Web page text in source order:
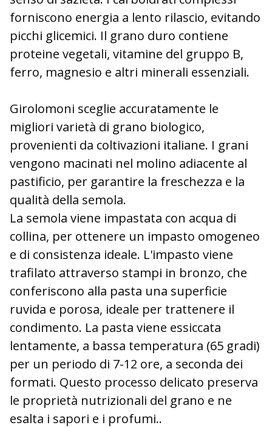
forniscono energia a lento rilascio, evitando
picchi glicemici. Il grano duro contiene
proteine vegetali, vitamine del gruppo B,
ferro, magnesio e altri minerali essenziali.
Girolomoni sceglie accuratamente le
migliori varietà di grano biologico,
provenienti da coltivazioni italiane. I grani
vengono macinati nel molino adiacente al
pastificio, per garantire la freschezza e la
qualità della semola.
La semola viene impastata con acqua di
collina, per ottenere un impasto omogeneo
e di consistenza ideale. L'impasto viene
trafilato attraverso stampi in bronzo, che
conferiscono alla pasta una superficie
ruvida e porosa, ideale per trattenere il
condimento. La pasta viene essiccata
lentamente, a bassa temperatura (65 gradi)
per un periodo di 7-12 ore, a seconda dei
formati. Questo processo delicato preserva
le proprietà nutrizionali del grano e ne
esalta i sapori e i profumi..